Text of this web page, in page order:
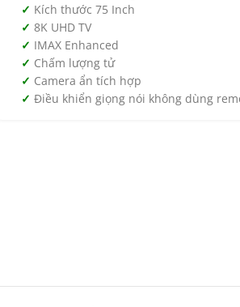
Kích thước 75 Inch
8K UHD TV
IMAX Enhanced
Chấm lượng tử
Camera ẩn tích hợp
Điều khiển giọng nói không dùng